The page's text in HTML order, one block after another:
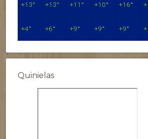
+13° +13° +11° +10° +16° +
+4° +6° +9° +9° +9° +
Quinielas